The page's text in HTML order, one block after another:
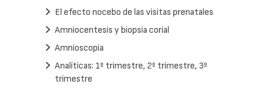
El efecto nocebo de las visitas prenatales
Amniocentesis y biopsia corial
Amnioscopia
Analíticas: 1º trimestre, 2º trimestre, 3º
trimestre